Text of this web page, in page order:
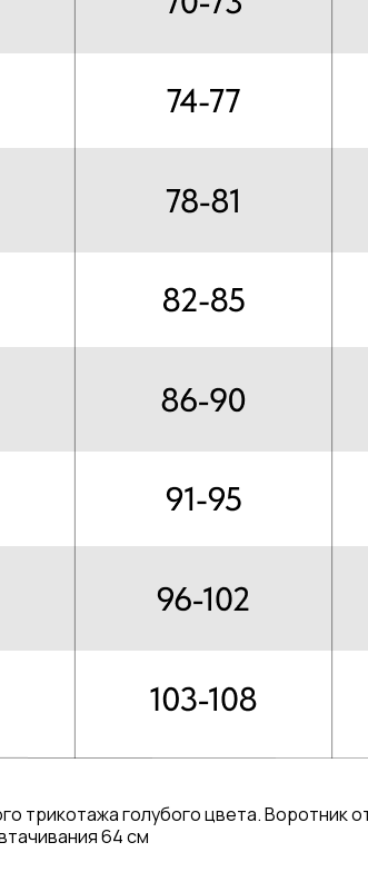
голубого цвета. Воротник
64 см